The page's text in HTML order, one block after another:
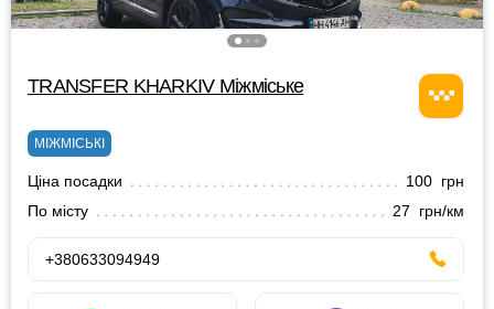
TRANSFER KHARKIV Міжміське
МІЖМІСЬКІ
Ціна посадки
100 грн
По місту
27 грн/км
+380633094949